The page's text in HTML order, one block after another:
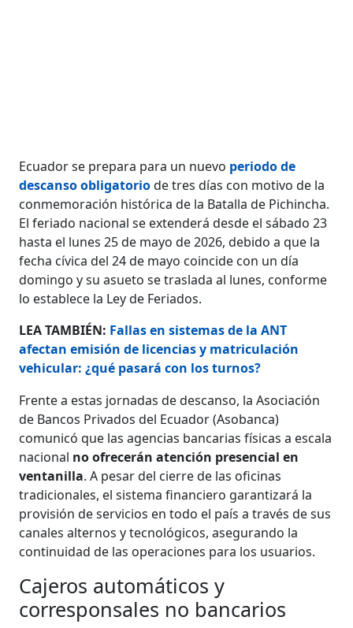
Ecuador se prepara para un nuevo periodo de
descanso obligatoriode tres días con motivo de la
conmemoración histórica de la Batalla de Pichincha.
El feriado nacional se extenderá desde el sábado 23
hasta el lunes 25 de mayo de 2026, debido a que la
fecha cívica del 24 de mayo coincide con un día
domingo y su asueto se traslada al lunes, conforme
lo establece la Ley de Feriados.
LEA TAMBIÉN: Fallas en sistemas de la ANT
afectan emisión de licencias y matriculación
vehicular: ¿qué pasará con los turnos?
Frente a estas jornadas de descanso, la Asociación
de Bancos Privados del Ecuador (Asobanca)
comunicó que las agencias bancarias físicas a escala
nacional no ofrecerán atención presencial en
ventanilla. A pesar del cierre de las oficinas
tradicionales, el sistema financiero garantizará la
provisión de servicios en todo el país a través de sus
canales alternos y tecnológicos, asegurando la
continuidad de las operaciones para los usuarios.
Cajeros automáticos y
corresponsales no bancarios